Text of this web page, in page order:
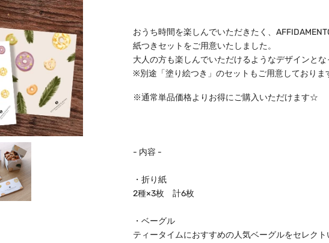
when
this
product
is
available:
おうち時間を楽しんでいただきたく、
紙つきセットをご用意いたしました。
大人の方も楽しんでいただけるようなデザインとな
※別途「塗り絵つき」のセットもご用意しておりま
※通常単品価格よりお得にご購入いただけます☆
- 内容 -
・折り紙
2種×3枚 計6枚
・ベーグル
ティータイムにおすすめの人気ベーグルをセレクト